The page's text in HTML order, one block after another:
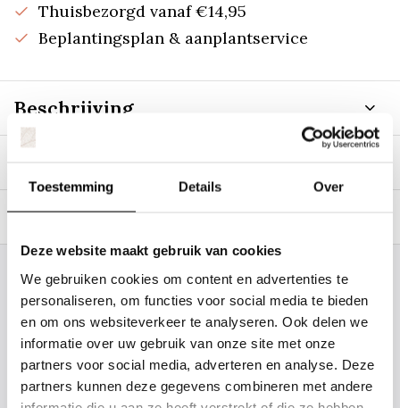
Toestemming Details Over
Deze website maakt gebruik van cookies
We gebruiken cookies om content en advertenties te
personaliseren, om functies voor social media te bieden
en om ons websiteverkeer te analyseren. Ook delen we
informatie over uw gebruik van onze site met onze
partners voor social media, adverteren en analyse. Deze
partners kunnen deze gegevens combineren met andere
Thuisbezorgd vanaf €14,95
Beplantingsplan & aanplantservice
Beschrijving
Tags
Staat uw plantsoort of maat er niet
tussen? Laat het ons weten, dan
gaan we voor u kijken. Stuur ons
de plantnaam, hoogte, stamdikte en
vorm. Wilt u weten hoe uw plant of